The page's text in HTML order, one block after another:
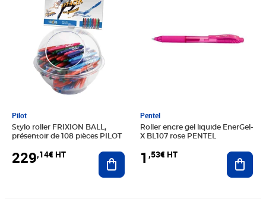
Pilot
Stylo roller FRIXION BALL,
présentoir de 108 pièces PILOT
229,14€ HT Ajouter au panier
Pentel
Roller encre gel liquide EnerGel-
X BL107 rose PENTEL
1 ,53€ HT